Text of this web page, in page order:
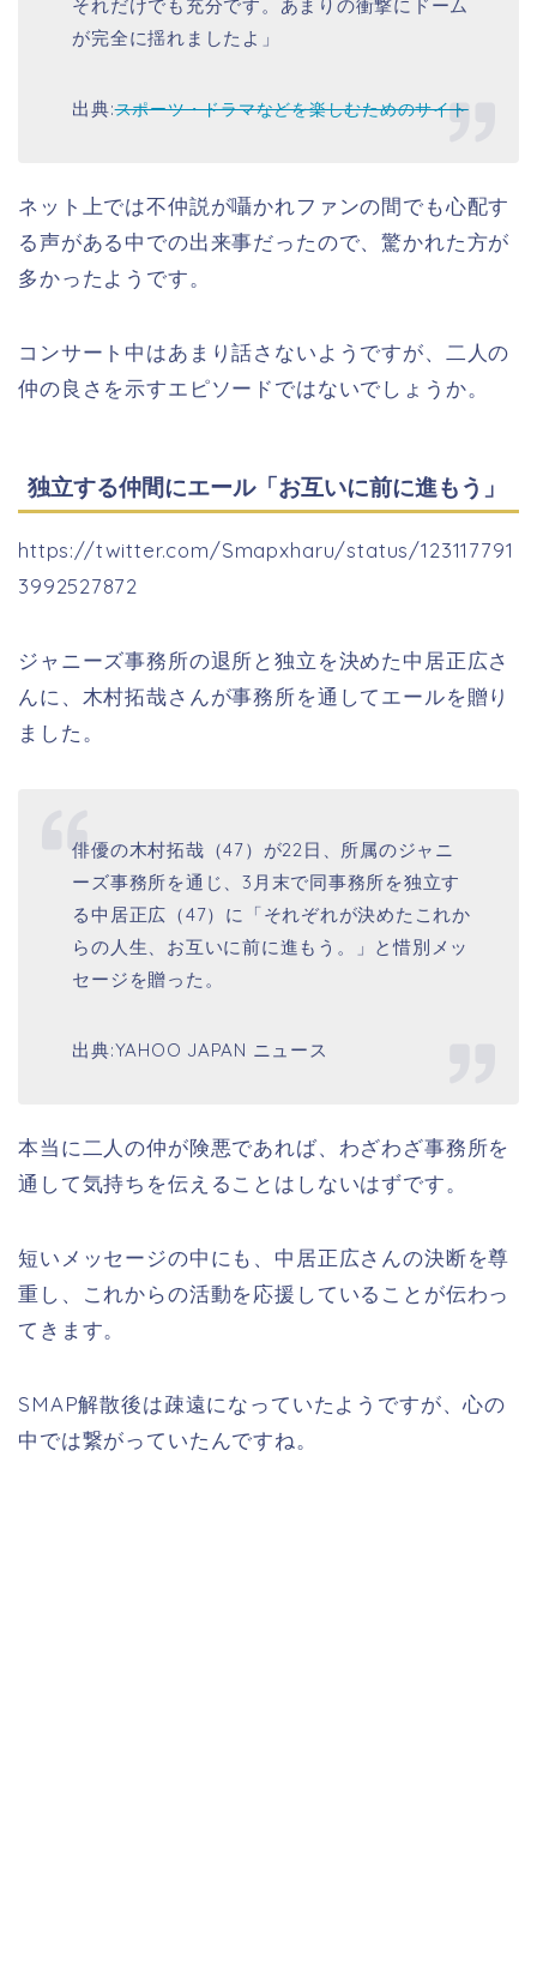
それだけでも充分です。あまりの衝撃にドーム
が完全に揺れましたよ」
出典:スポーツ・ドラマなどを楽しむためのサイト
ネット上では不仲説が囁かれファンの間でも心配す
る声がある中での出来事だったので、驚かれた方が
多かったようです。
コンサート中はあまり話さないようですが、二人の
仲の良さを示すエピソードではないでしょうか。
独立する仲間にエール「お互いに前に進もう」
https://twitter.com/Smapxharu/status/123117791
3992527872
ジャニーズ事務所の退所と独立を決めた中居正広さ
んに、木村拓哉さんが事務所を通してエールを贈り
ました。
俳優の木村拓哉 （47）が22日、所属のジャニ
ーズ事務所を通じ、3月末で同事務所を独立す
る中居正広 （47）に「それぞれが決めたこれか
らの人生、お互いに前に進もう。」と惜別メッ
セージを贈った。
出典:YAHOO JAPAN ニュース
本当に二人の仲が険悪であれば、わざわざ事務所を
通して気持ちを伝えることはしないはずです。
短いメッセージの中にも、中居正広さんの決断を尊
重し、これからの活動を応援していることが伝わっ
てきます。
SMAP解散後は疎遠になっていたようですが、心の
中では繋がっていたんですね。